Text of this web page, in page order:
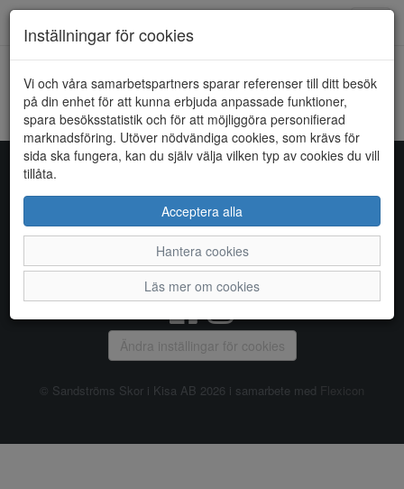
HEM EVER GREEN
Kunde inte hitta några artiklar...
Inställningar för cookies
Vi och våra samarbetspartners sparar referenser till ditt besök
på din enhet för att kunna erbjuda anpassade funktioner,
spara besöksstatistik och för att möjliggöra personifierad
marknadsföring. Utöver nödvändiga cookies, som krävs för
sida ska fungera, kan du själv välja vilken typ av cookies du vill
tillåta.
Acceptera alla
Hantera cookies
Läs mer om cookies
Sandströms Skor i Kisa AB
Storgatan 14, 590 38 KISA, Telefon:
| Om oss Kontakta oss
Ändra inställingar för cookies
© Sandströms Skor i Kisa AB 2026 i samarbete med Flexicon